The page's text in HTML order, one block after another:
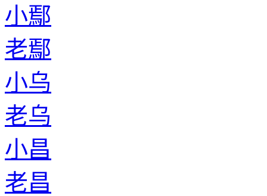
小鄢
老鄢
小乌
老乌
小昌
老昌